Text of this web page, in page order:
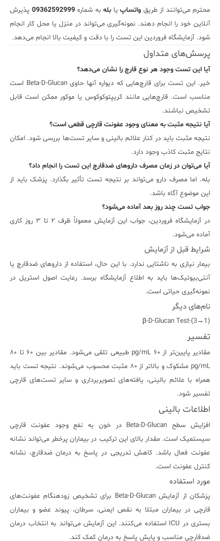
محترم می‌توانند از طریق واتساپ یابله به شماره09362592999 پذیرش
آنلاین خود را انجام دهند. نمونه‌گیری می‌تواند در منزل یا محل کار انجام
شود. آزمایشگاه فروردین این تست را با دقت و کیفیت بالا انجام می‌دهد.
پرسش‌های متداول
آیا این تست وجود هر نوع قارچ را نشان می‌دهد؟
خیر. این تست برای قارچ‌هایی که دیواره آنها حاوی Beta-D-Glucan است
مناسب است. قارچ‌هایی مانند کریپتوکوکوس یا موکور ممکن است قابل
تشخیص نباشند.
آیا نتیجه مثبت به معنای وجود عفونت قارچی قطعی است؟
نتیجه مثبت باید در کنار علائم بالینی و سایر تست‌ها بررسی شود. امکان
نتایج مثبت کاذب وجود دارد.
آیا می‌توان در زمان مصرف داروهای ضدقارچ این تست را انجام داد؟
بله. اما مصرف دارو می‌تواند بر نتیجه تست تأثیر بگذارد. پزشک باید از
این موضوع آگاه باشد.
جواب تست چند روز بعد آماده می‌شود؟
در آزمایشگاه فروردین، جواب این آزمایش معمولاً ظرف ۲ تا ۳ روز کاری
آماده می‌شود.
شرایط قبل از آزمایش
بیمار نیازی به ناشتایی ندارد. با این حال، استفاده از داروهای ضدقارچ یا
آنتی‌بیوتیک‌ها باید به اطلاع آزمایشگاه برسد. رعایت اصول استریل در
نمونه‌گیری حیاتی است.
نام‌های دیگر
(1→3)-β-D-Glucan Test
تفسیر
مقادیر پایین‌تر از ۶۰ pg/mL طبیعی تلقی می‌شود. مقادیر بین ۶۰ تا ۸۰
pg/mL مشکوک و بالاتر از ۸۰ مثبت محسوب می‌شوند. نتیجه تست باید
همراه با علائم بالینی، یافته‌های تصویربرداری و سایر تست‌های قارچی
تفسیر شود.
اطلاعات بالینی
افزایش سطح Beta-D-Glucan در خون به نفع وجود عفونت قارچی
سیستمیک است. مقدار بالای این ترکیب در بیماران پرخطر می‌تواند نشانه
عفونت فعال باشد. کاهش تدریجی در پاسخ به درمان ضدقارچ، نشانه
کنترل عفونت است.
مورد استفاده
پزشکان از آزمایش Beta-D-Glucan برای تشخیص زودهنگام عفونت‌های
قارچی در بیماران مبتلا به نقص ایمنی، سرطان، پیوند عضو و بیماران
بستری در ICU استفاده می‌کنند. این آزمایش می‌تواند به انتخاب درمان
ضدقارچی مناسب و پایش پاسخ به درمان کمک کند.